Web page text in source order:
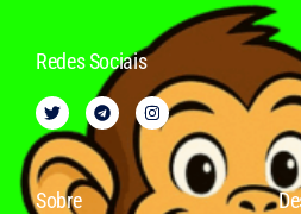
Redes Sociais
Sobre